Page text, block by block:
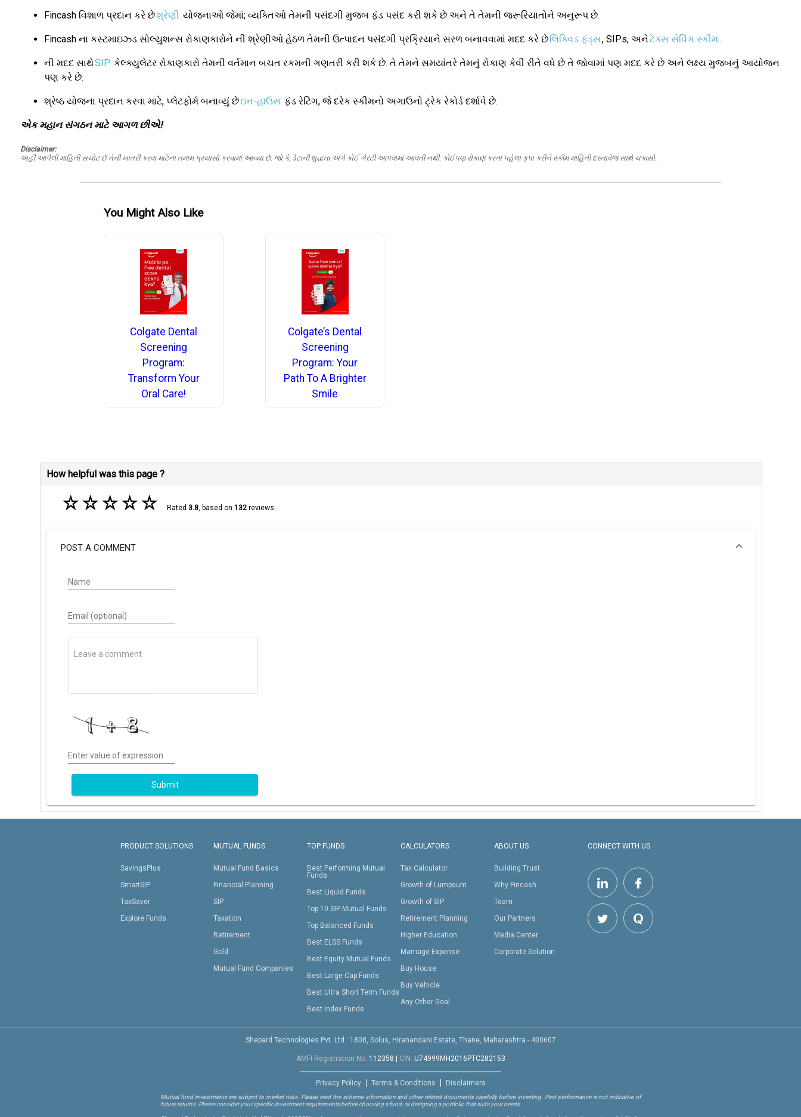
Fincash વિશાળ પ્રદાન કરે છેશ્રેણી યોજનાઓ જેમાં; વ્યક્તિઓ તેમની પસંદગી મુજબ ફંડ પસંદ કરી શકે છે અને તે તેમની જરૂરિયાતોને અનુરૂપ છે.
Fincash ના કસ્ટમાઇઝ્ડ સોલ્યુશન્સ રોકાણકારોને ની શ્રેણીઓ હેઠળ તેમની ઉત્પાદન પસંદગી પ્રક્રિયાને સરળ બનાવવામાં મદદ કરે છેલિક્વિડ ફંડ્સ, SIPs, અનેટેક્સ સેવિંગ સ્કીમ.
ની મદદ સાથેSIP કેલ્ક્યુલેટર રોકાણકારો તેમની વર્તમાન બચત રકમની ગણતરી કરી શકે છે. તે તેમને સમયાંતરે તેમનું રોકાણ કેવી રીતે વધે છે તે જોવામાં પણ મદદ કરે છે અને લક્ષ્ય મુજબનું આયોજન
પણ કરે છે.
શ્રેષ્ઠ યોજના પ્રદાન કરવા માટે, પ્લેટફોર્મ બનાવ્યું છેઇન-હાઉસ ફંડ રેટિંગ, જે દરેક સ્કીમનો અગાઉનો ટ્રેક રેકોર્ડ દર્શાવે છે.
એક મહાન સંગઠન માટે આગળ છીએ!
Disclaimer:
અહીં આપેલી માહિતી સચોટ છે તેની ખાતરી કરવા માટેના તમામ પ્રયાસો કરવામાં આવ્યા છે. જો કે, ડેટાની શુદ્ધતા અંગે કોઈ ગેરંટી આપવામાં આવતી નથી. કોઈપણ રોકાણ કરતા પહેલા કૃપા કરીને સ્કીમ માહિતી દસ્તાવેજ સાથે ચકાસો.
You Might Also Like
Colgate Dental
Screening
Program:
Transform Your
Oral Care!
Colgate’s Dental
Screening
Program: Your
Path To A Brighter
Smile
How helpful was this page ?
☆☆☆☆☆ Rated 3.8, based on 132reviews.
POST A COMMENT
Name
Email (optional)
Enter value of expression
Submit
PRODUCT SOLUTIONS
SavingsPlus
SmartSIP
TaxSaver
Explore Funds
MUTUAL FUNDS
Mutual Fund Basics
Financial Planning
SIP
Taxation
Retirement
Gold
Mutual Fund Companies
TOP FUNDS
Best Performing Mutual
Funds
Best Liquid Funds
Top 10 SIP Mutual Funds
Top Balanced Funds
Best ELSS Funds
Best Equity Mutual Funds
Best Large Cap Funds
Best Ultra Short Term Funds
Best Index Funds
CALCULATORS
Tax Calculator
Growth of Lumpsum
Growth of SIP
Retirement Planning
Higher Education
Marriage Expense
Buy House
Buy Vehicle
Any Other Goal
ABOUT US
Building Trust
Why Fincash
Team
Our Partners
Media Center
Corporate Solution
CONNECT WITH US
Shepard Technologies Pvt. Ltd : 1808, Solus, Hiranandani Estate, Thane, Maharashtra - 400607
AMFI Registration No. 112358 CIN: U74999MH2016PTC282153
Privacy Policy Terms & Conditions Disclaimers
Mutual fund investments are subject to market risks. Please read the scheme information and other related documents carefully before investing. Past performance is not indicative of
future returns. Please consider your specific investment requirements before choosing a fund, or designing a portfolio that suits your needs.